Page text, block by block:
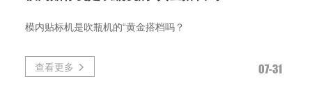
模内贴标机是吹瓶机的“黄金搭档吗？
查看更多 07-31